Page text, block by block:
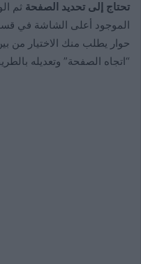
تحتاج إلى تحديد الصفحة ثم
الموجود أعلى الشاشة في
حوار يطلب منك الاختيار من
“اتجاه الصفحة” وتعديله